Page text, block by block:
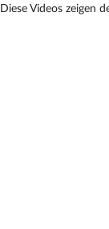
Diese Videos zeigen